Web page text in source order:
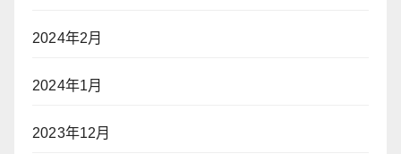
2024年2月
2024年1月
2023年12月